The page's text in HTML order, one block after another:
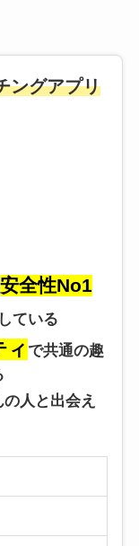
ングアプリ
安全性No1
ている
ィで共通の趣
人と出会え